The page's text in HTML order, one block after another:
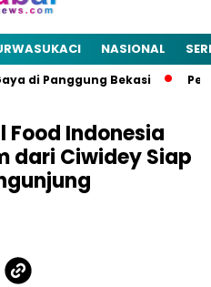
NASIONAL
di Panggung Bekasi
Food Indonesia
dari Ciwidey Siap